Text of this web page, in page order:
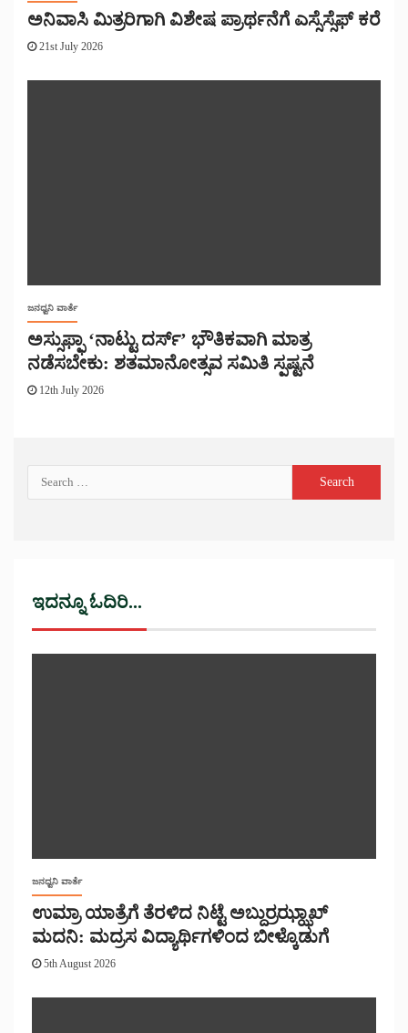
ಅನಿವಾಸಿ ಮಿತ್ರರಿಗಾಗಿ ವಿಶೇಷ ಪ್ರಾರ್ಥನೆಗೆ ಎಸ್ಸೆಸ್ಸೆಫ್ ಕರೆ
21st July 2026
ಜನಧ್ವನಿ ವಾರ್ತೆ
ಅಸ್ಸುಫ್ಫಾ ‘ನಾಟ್ಟು ದರ್ಸ್’ ಭೌತಿಕವಾಗಿ ಮಾತ್ರ
ನಡೆಸಬೇಕು: ಶತಮಾನೋತ್ಸವ ಸಮಿತಿ ಸ್ಪಷ್ಟನೆ
12th July 2026
ಇದನ್ನೂ ಓದಿರಿ...
ಜನಧ್ವನಿ ವಾರ್ತೆ
ಉಮ್ರಾ ಯಾತ್ರೆಗೆ ತೆರಳಿದ ನಿಟ್ಟೆ ಅಬ್ದುರ್ರಝ್ಝಾಖ್
ಮದನಿ: ಮದ್ರಸ ವಿದ್ಯಾರ್ಥಿಗಳಿಂದ ಬೀಳ್ಕೊಡುಗೆ
5th August 2026